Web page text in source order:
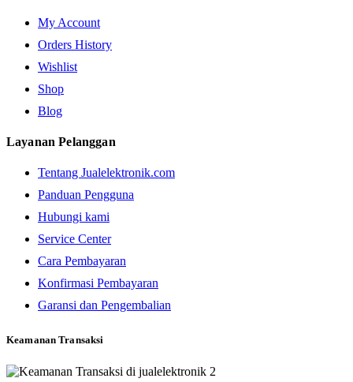
My Account
Orders History
Wishlist
Shop
Blog
Layanan Pelanggan
Tentang Jualelektronik.com
Panduan Pengguna
Hubungi kami
Service Center
Cara Pembayaran
Konfirmasi Pembayaran
Garansi dan Pengembalian
Keamanan Transaksi